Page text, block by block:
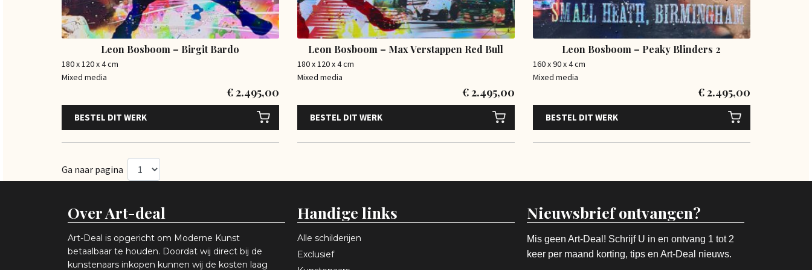
Leon Bosboom – Birgit Bardo
180 x 120 x 4 cm
Mixed media
€2.495,00
BESTEL DIT WERK
Leon Bosboom – Max Verstappen Red Bull
180 x 120 x 4 cm
Mixed media
€2.495,00
BESTEL DIT WERK
Leon Bosboom – Peaky Blinders 2
160 x 90 x 4 cm
Mixed media
€2.495,00
BESTEL DIT WERK
Ga naar pagina
Over Art-deal
Art-Deal is opgericht om Moderne Kunst
betaalbaar te houden. Doordat wij direct bij de
kunstenaars inkopen kunnen wij de kosten laag
Handige links
Alle schilderijen
Exclusief
Nieuwsbrief ontvangen?
Mis geen Art-Deal! Schrijf U in en ontvang 1 tot 2
keer per maand korting, tips en Art-Deal nieuws.